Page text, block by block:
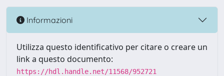
Informazioni
Utilizza questo identificativo per citare o creare un
link a questo documento:
https://hdl.handle.net/11568/952721